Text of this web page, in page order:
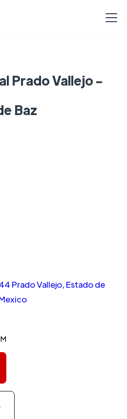
Prado Vallejo -
Baz
Prado Vallejo, Estado de